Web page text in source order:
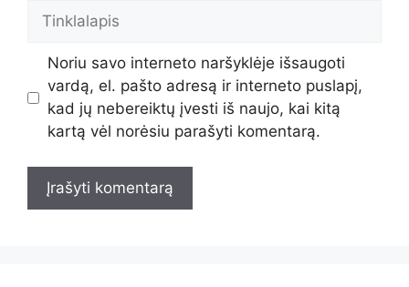
Tinklalapis
Noriu savo interneto naršyklėje išsaugoti
vardą, el. pašto adresą ir interneto puslapį,
kad jų nebereiktų įvesti iš naujo, kai kitą
kartą vėl norėsiu parašyti komentarą.